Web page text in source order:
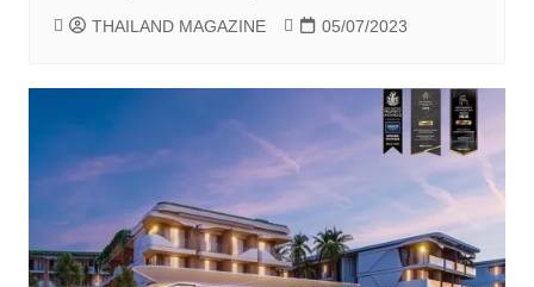
THAILAND MAGAZINE 05/07/2023